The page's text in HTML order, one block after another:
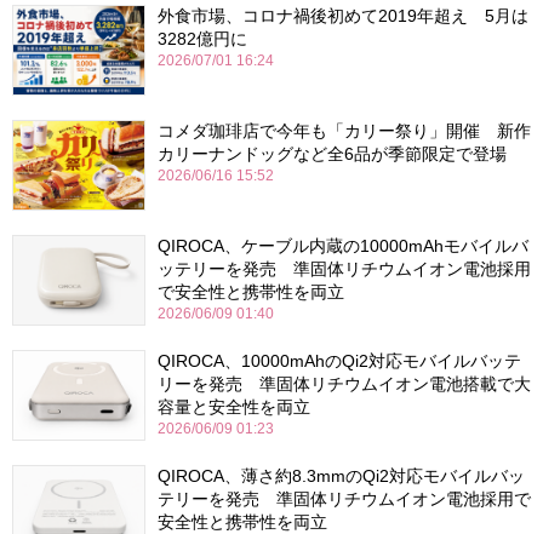
外食市場、コロナ禍後初めて2019年超え 5月は
3282億円に
2026/07/01 16:24
コメダ珈琲店で今年も「カリー祭り」開催 新作
カリーナンドッグなど全6品が季節限定で登場
2026/06/16 15:52
QIROCA、ケーブル内蔵の10000mAhモバイルバ
ッテリーを発売 準固体リチウムイオン電池採用
で安全性と携帯性を両立
2026/06/09 01:40
QIROCA、10000mAhのQi2対応モバイルバッテ
リーを発売 準固体リチウムイオン電池搭載で大
容量と安全性を両立
2026/06/09 01:23
QIROCA、薄さ約8.3mmのQi2対応モバイルバッ
テリーを発売 準固体リチウムイオン電池採用で
安全性と携帯性を両立